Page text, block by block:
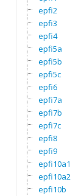
epfi2
epfi3
epfi4
epfi5a
epfi5b
epfi5c
epfi6
epfi7a
epfi7b
epfi7c
epfi8
epfi9
epfi10a1
epfi10a2
epfi10b